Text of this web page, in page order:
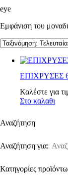
eye
Εμφάνιση του
ΕΠΙΧΡΥΣΕΣ
Καλέστε για
Στο καλαθι
Αναζήτηση
Αναζήτηση για:
Κατηγορίες